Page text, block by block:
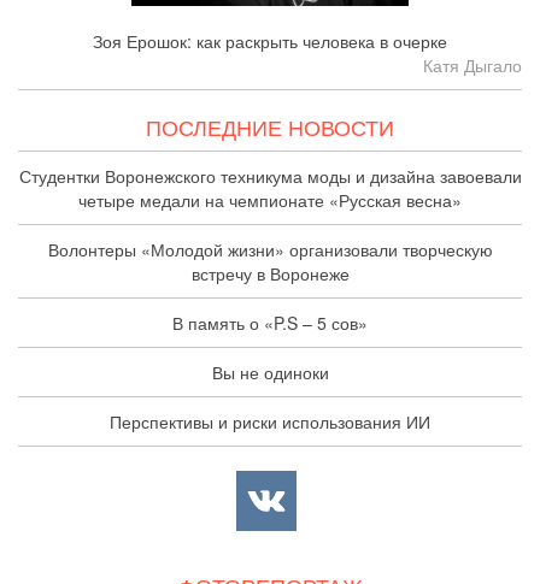
Зоя Ерошок: как раскрыть человека в очерке
Катя Дыгало
ПОСЛЕДНИЕ НОВОСТИ
Студентки Воронежского техникума моды и дизайна завоевали
четыре медали на чемпионате «Русская весна»
Волонтеры «Молодой жизни» организовали творческую
встречу в Воронеже
В память о «P.S – 5 сов»
Вы не одиноки
Перспективы и риски использования ИИ